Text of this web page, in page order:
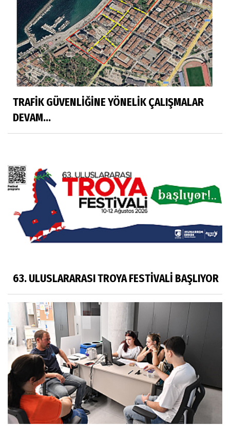
TRAFİK GÜVENLİĞİNE YÖNELİK ÇALIŞMALAR
DEVAM...
63. ULUSLARARASI TROYA FESTİVALİ BAŞLIYOR